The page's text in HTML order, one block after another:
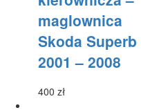
wariantów.
Opcje
wybrać
na
maglownica
Skoda Superb
2001 – 2008
400 zł